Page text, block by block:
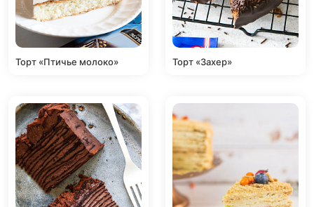
Торт «Птичье молоко» Торт «Захер»